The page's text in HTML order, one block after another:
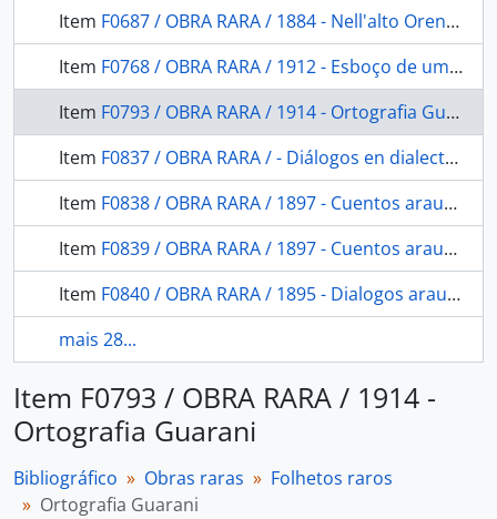
Item F0687 / OBRA RARA / 1884 - Nell'alto Orenoco
Item F0768 / OBRA RARA / 1912 - Esboço de um projecto de lei sobre os indios do Brasil
Item F0793 / OBRA RARA / 1914 - Ortografia Guarani
Item F0837 / OBRA RARA / - Diálogos en dialecto Poluche, segun dictado del indio Juan Calvin de Cholchol Araucania central
Item F0838 / OBRA RARA / 1897 - Cuentos araucanos referidos por el indio Calvin (segundo Jara) en dialecto pehuenche chileno. 2. Cuentos míticos
Item F0839 / OBRA RARA / 1897 - Cuentos araucanos referidos por el indio Calvin (segundo Jara) en dialecto pehuenche chileno. 4. Cuentos históricos
Item F0840 / OBRA RARA / 1895 - Dialogos araucanos en dialeto huilliche
mais 28...
Item F0793 / OBRA RARA / 1914 -
Ortografia Guarani
Bibliográfico Obras raras
Folhetos raros
Ortografia Guarani